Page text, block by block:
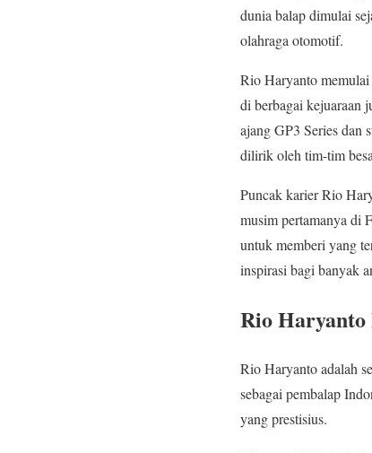
dunia balap dimulai
olahraga otomotif.
Rio Haryanto
di berbagai kejuaraan
ajang GP3 Series dan
dilirik oleh tim-tim
Puncak karier Rio
musim pertamanya di
untuk memberi yang
inspirasi bagi banyak
Rio Haryanto
Rio Haryanto adalah
sebagai pembalap
yang prestisius.